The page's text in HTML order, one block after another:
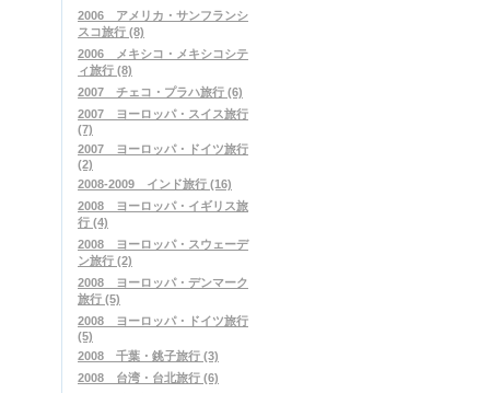
2006 アメリカ・サンフランシ
スコ旅行 (8)
2006 メキシコ・メキシコシテ
ィ旅行 (8)
2007 チェコ・プラハ旅行 (6)
2007 ヨーロッパ・スイス旅行
(7)
2007 ヨーロッパ・ドイツ旅行
(2)
2008-2009 インド旅行 (16)
2008 ヨーロッパ・イギリス旅
行 (4)
2008 ヨーロッパ・スウェーデ
ン旅行 (2)
2008 ヨーロッパ・デンマーク
旅行 (5)
2008 ヨーロッパ・ドイツ旅行
(5)
2008 千葉・銚子旅行 (3)
2008 台湾・台北旅行 (6)